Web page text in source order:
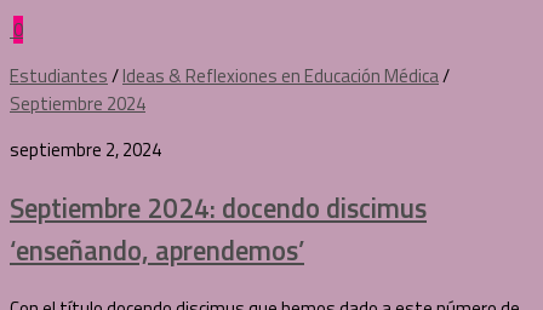
0
Estudiantes/Ideas & Reflexiones en Educación Médica/
Septiembre 2024
septiembre 2, 2024
Septiembre 2024: docendo discimus
‘enseñando, aprendemos’